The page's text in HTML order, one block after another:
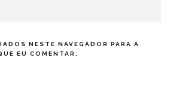
NESTE NAVEGADOR PARA A
EU COMENTAR.